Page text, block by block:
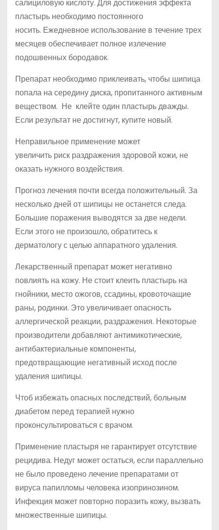
салициловую кислоту. Для достижения эффекта
пластырь необходимо постоянного
носить. Ежедневное использование в течение трех
месяцев обеспечивает полное излечение
подошвенных бородавок.
Препарат необходимо приклеивать, чтобы шипица
попала на середину диска, пропитанного активным
веществом. Не клейте один пластырь дважды.
Если результат не достигнут, купите новый.
Неправильное применение может
увеличить риск раздражения здоровой кожи, не
оказать нужного воздействия.
Прогноз лечения почти всегда положительный. За
несколько дней от шипицы не останется следа.
Большие поражения выводятся за две недели.
Если этого не произошло, обратитесь к
дерматологу с целью аппаратного удаления.
Лекарственный препарат может негативно
повлиять на кожу. Не стоит клеить пластырь на
гнойники, место ожогов, ссадины, кровоточащие
раны, родинки. Это увеличивает опасность
аллергической реакции, раздражения. Некоторые
производители добавляют антимикотические,
антибактериальные компоненты,
предотвращающие негативный исход после
удаления шипицы.
Чтоб избежать опасных последствий, больным
диабетом перед терапией нужно
проконсультироваться с врачом.
Применение пластыря не гарантирует отсутствие
рецидива. Недуг может остаться, если параллельно
не было проведено лечение препаратами от
вируса папилломы человека изопринозином.
Инфекция может повторно поразить кожу, вызвать
множественные шипицы.